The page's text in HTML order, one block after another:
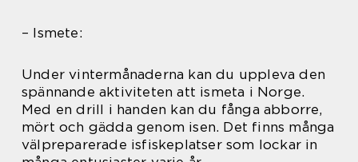
– Ismete:
Under vintermånaderna kan du uppleva den
spännande aktiviteten att ismeta i Norge.
Med en drill i handen kan du fånga abborre,
mört och gädda genom isen. Det finns många
välpreparerade isfiskeplatser som lockar in